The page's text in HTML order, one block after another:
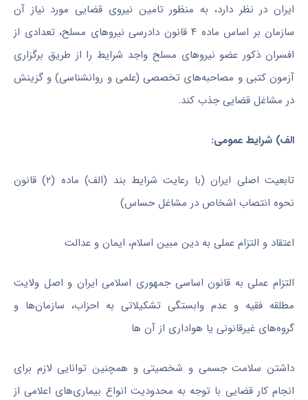
ایران در نظر دارد، به منظور تامین نیروی قضایی مورد نیاز آن
سازمان بر اساس ماده ۴ قانون دادرسی نیروهای مسلح، تعدادی از
افسران ذکور عضو نیروهای مسلح واجد شرایط را از طریق برگزاری
آزمون کتبی و مصاحبه‌های تخصصی (علمی و روانشناسی) و گزینش
در مشاغل قضایی جذب کند.
الف) شرایط عمومی:
تابعیت اصلی ایران (با رعایت شرایط بند (الف) ماده (۲) قانون
نحوه انتصاب اشخاص در مشاغل حساس)
اعتقاد و التزام عملی به دین مبین اسلام، ایمان و عدالت
التزام عملی به قانون اساسی جمهوری اسلامی ایران و اصل ولایت
مطلقه فقیه و عدم وابستگی تشکیلاتی به احزاب، سازمان‌ها و
گروه‌های غیرقانونی یا هواداری از آن ها
داشتن سلامت جسمی و شخصیتی و همچنین توانایی لازم برای
انجام کار قضایی با توجه به محدودیت انواع بیماری‌های اعلامی از